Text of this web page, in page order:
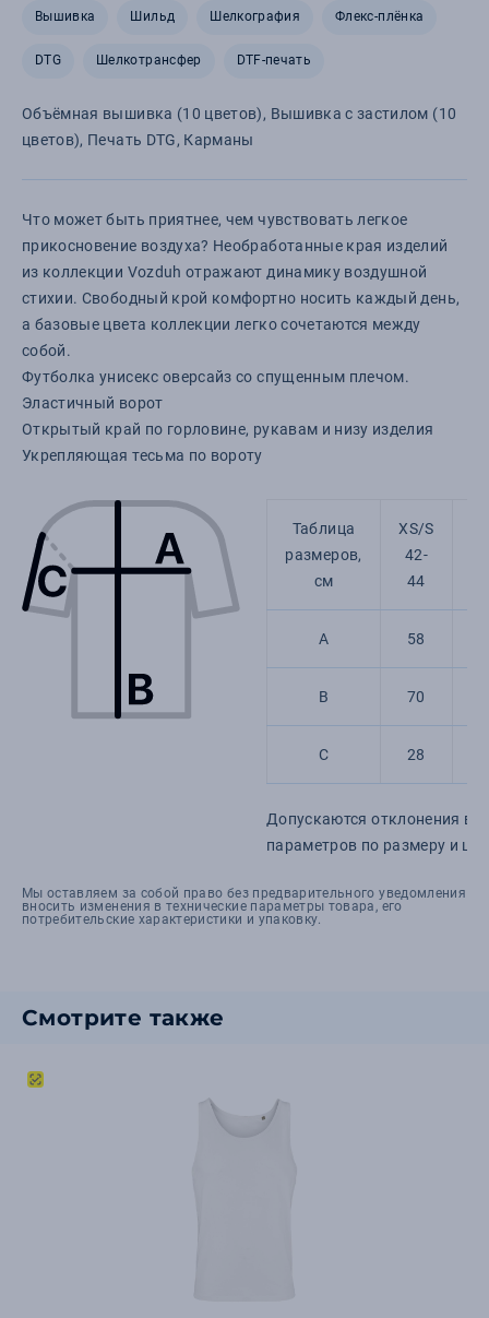
Вышивка Шильд Шелкография Флекс-плёнка
DTG Шелкотрансфер DTF-печать
Объёмная вышивка (10 цветов), Вышивка с застилом (10
цветов), Печать DTG, Карманы
Что может быть приятнее, чем чувствовать легкое
прикосновение воздуха? Необработанные края изделий
из коллекции Vozduh отражают динамику воздушной
стихии. Свободный крой комфортно носить каждый день,
а базовые цвета коллекции легко сочетаются между
собой.
Футболка унисекс оверсайз со спущенным плечом.
Эластичный ворот
Открытый край по горловине, рукавам и низу изделия
Укрепляющая тесьма по вороту
Таблица
размеров,
см
XS/S
42-
44
A 58
B 70
C 28
Допускаются отклонения в
параметров по размеру и
Мы оставляем за собой право без предварительного уведомления
вносить изменения в технические параметры товара, его
потребительские характеристики и упаковку.
Смотрите также